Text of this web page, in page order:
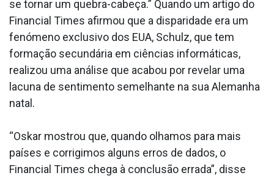
se tornar um quebra-cabeça.” Quando um artigo do
Financial Times afirmou que a disparidade era um
fenómeno exclusivo dos EUA, Schulz, que tem
formação secundária em ciências informáticas,
realizou uma análise que acabou por revelar uma
lacuna de sentimento semelhante na sua Alemanha
natal.
“Oskar mostrou que, quando olhamos para mais
países e corrigimos alguns erros de dados, o
Financial Times chega à conclusão errada”, disse